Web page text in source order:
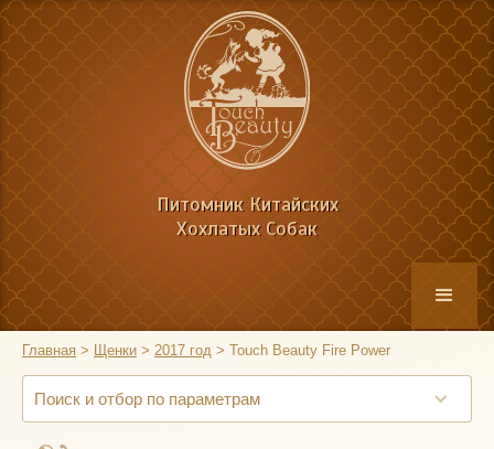
Питомник Китайских
Хохлатых Собак
Главная > Щенки > 2017 год > Touch Beauty Fire Power
Поиск и отбор по параметрам